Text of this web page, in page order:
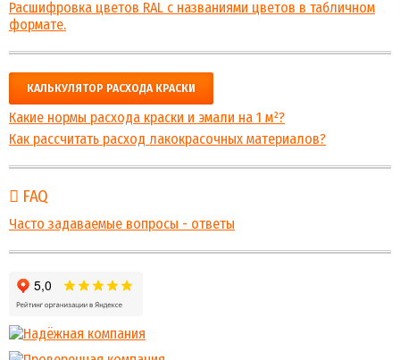
Расшифровка цветов RAL с названиями цветов в табличном
формате.
КАЛЬКУЛЯТОР РАСХОДА КРАСКИ
Какие нормы расхода краски и эмали на 1 м²?
Как рассчитать расход лакокрасочных материалов?
FAQ
Часто задаваемые вопросы - ответы